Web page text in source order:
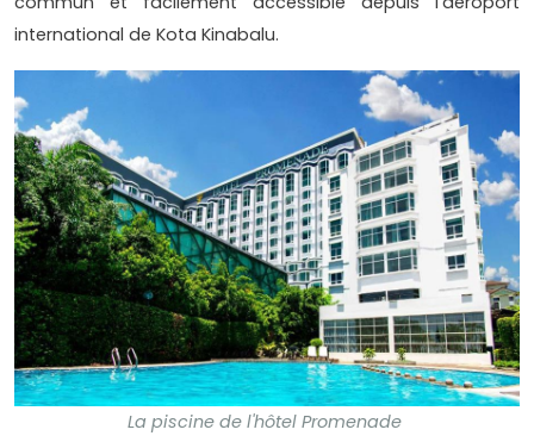
international de Kota Kinabalu.
La piscine de l'hôtel Promenade